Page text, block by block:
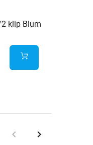
klip Blum
Poprzedni
keyboard_arrow_left Następny
keyboard_arrow_right